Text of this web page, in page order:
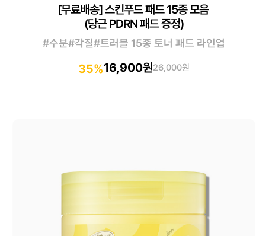
[무료배송] 스킨푸드 패드 15종 모음
(당근 PDRN 패드 증정)
#수분#각질#트러블 15종 토너 패드 라인업
35%16,900원26,000원